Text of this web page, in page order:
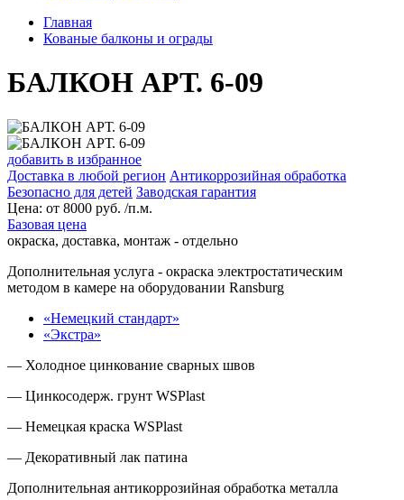
Главная
Кованые балконы и ограды
БАЛКОН АРТ. 6-09
добавить в избранное
Доставка в любой регион Антикоррозийная обработка
Безопасно для детей Заводская гарантия
Цена: от 8000 руб. /п.м.
Базовая цена
окраска, доставка, монтаж - отдельно
Дополнительная услуга - окраска электростатическим
методом в камере на оборудовании Ransburg
«Немецкий стандарт»
«Экстра»
— Холодное цинкование сварных швов
— Цинкосодерж. грунт WSPlast
— Немецкая краска WSPlast
— Декоративный лак патина
Дополнительная антикоррозийная обработка металла